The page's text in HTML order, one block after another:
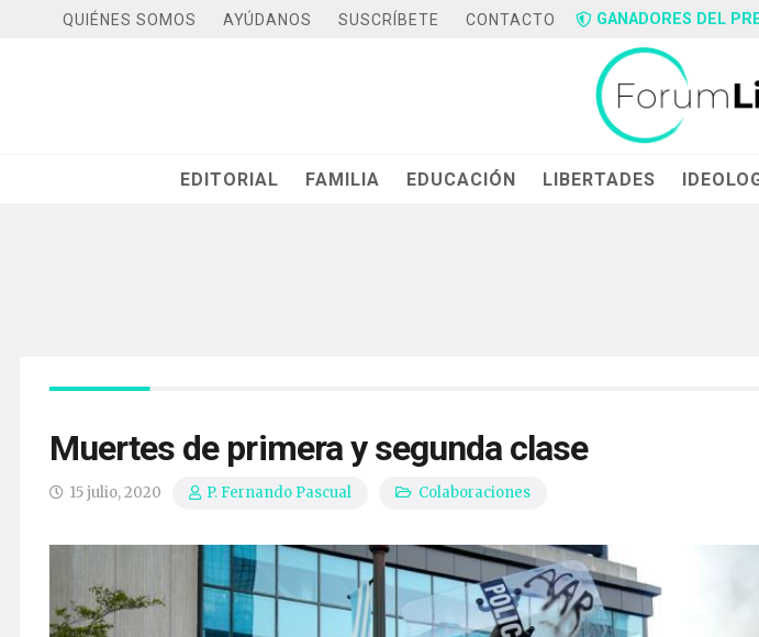
QUIÉNES SOMOS AYÚDANOS SUSCRÍBETE CONTACTO GANADORES DEL
EDITORIAL FAMILIA EDUCACIÓN LIBERTADES
Muertes de primera y segunda clase
15 julio, 2020 P. Fernando Pascual Colaboraciones